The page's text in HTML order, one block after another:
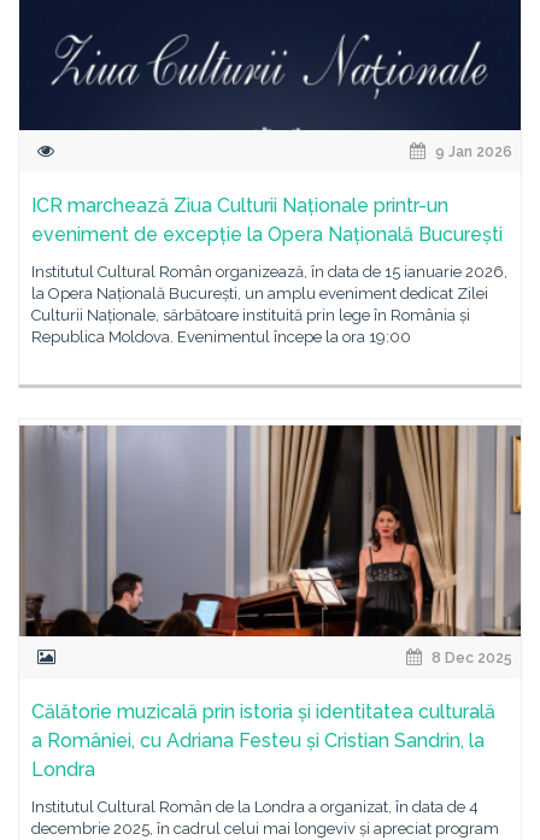
9 Jan 2026
ICR marchează Ziua Culturii Naționale printr-un
eveniment de excepție la Opera Națională București
Institutul Cultural Român organizează, în data de 15 ianuarie 2026,
la Opera Națională București, un amplu eveniment dedicat Zilei
Culturii Naționale, sărbătoare instituită prin lege în România și
Republica Moldova. Evenimentul începe la ora 19:00
8 Dec 2025
Călătorie muzicală prin istoria și identitatea culturală
a României, cu Adriana Festeu și Cristian Sandrin, la
Londra
Institutul Cultural Român de la Londra a organizat, în data de 4
decembrie 2025, în cadrul celui mai longeviv și apreciat program